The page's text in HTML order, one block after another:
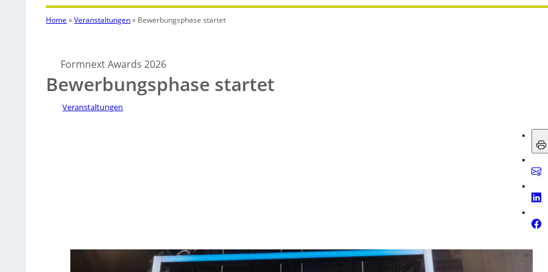
Home »Veranstaltungen» Bewerbungsphase startet
Formnext Awards 2026
Bewerbungsphase startet
Veranstaltungen